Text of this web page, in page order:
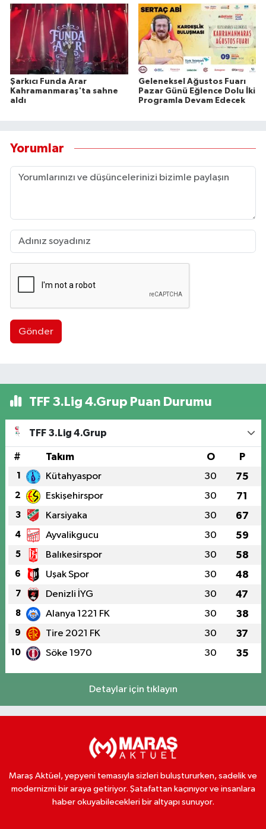
Şarkıcı Funda Arar
Kahramanmaraş'ta sahne
aldı
Geleneksel Ağustos Fuarı
Pazar Günü Eğlence Dolu İki
Programla Devam Edecek
Yorumlar
Gönder
TFF 3.Lig 4.Grup Puan Durumu
TFF 3.Lig 4.Grup
# Takım O P
1 Kütahyaspor 30 75
2 Eskişehirspor 30 71
3 Karsiyaka 30 67
4 Ayvalikgucu 30 59
5 Balıkesirspor 30 58
6 Uşak Spor 30 48
7 Denizli İYG 30 47
8 Alanya 1221 FK 30 38
9 Tire 2021 FK 30 37
10 Söke 1970 30 35
Detaylar için tıklayın
Maraş Aktüel, yepyeni temasıyla sizleri buluştururken, sadelik ve
modernizmi bir araya getiriyor. Şatafattan kaçınıyor ve insanlara
haber okuyabilecekleri bir altyapı sunuyor.